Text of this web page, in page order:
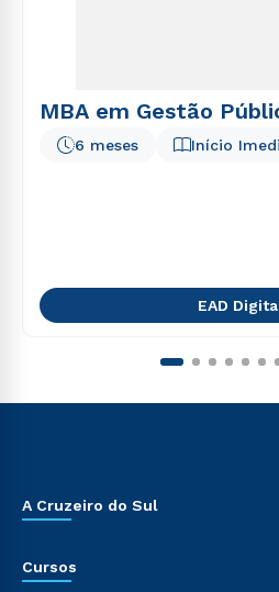
MBA em Gestão
Início
6 meses
EAD
A Cruzeiro do Sul
Cursos